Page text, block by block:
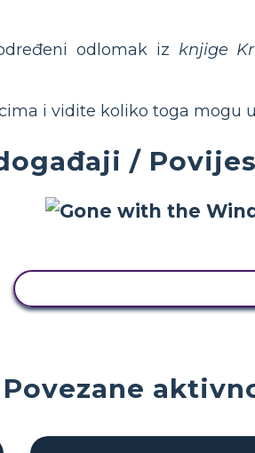
odlomak iz knjige
i vidite koliko toga mogu
/
Povezane